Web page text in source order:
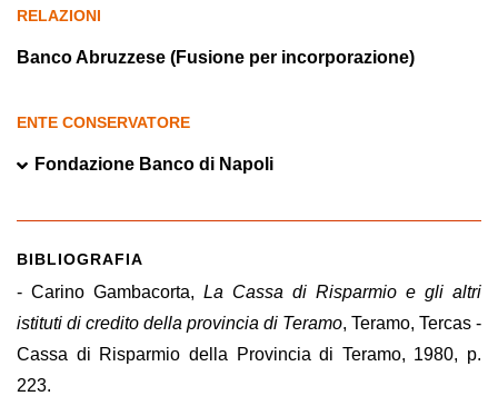
RELAZIONI
Banco Abruzzese (Fusione per incorporazione)
ENTE CONSERVATORE
Fondazione Banco di Napoli
BIBLIOGRAFIA
- Carino Gambacorta, La Cassa di Risparmio e gli altri
istituti di credito della provincia di Teramo, Teramo, Tercas -
Cassa di Risparmio della Provincia di Teramo, 1980, p.
223.